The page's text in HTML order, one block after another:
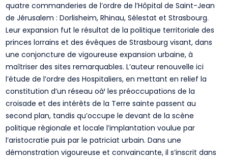
quatre commanderies de l’ordre de l’Hôpital de Saint-Jean
de Jérusalem : Dorlisheim, Rhinau, Sélestat et Strasbourg.
Leur expansion fut le résultat de la politique territoriale des
princes lorrains et des évêques de Strasbourg visant, dans
une conjoncture de vigoureuse expansion urbaine, à
maîtriser des sites remarquables. L’auteur renouvelle ici
l’étude de l’ordre des Hospitaliers, en mettant en relief la
constitution d’un réseau oà¹ les préoccupations de la
croisade et des intérêts de la Terre sainte passent au
second plan, tandis qu’occupe le devant de la scène
politique régionale et locale l’implantation voulue par
l’aristocratie puis par le patriciat urbain. Dans une
démonstration vigoureuse et convaincante, il s’inscrit dans